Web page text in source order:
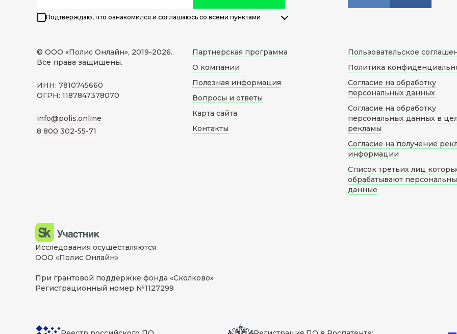
Подтверждаю, что ознакомился и соглашаюсь со всеми пунктами
© ООО «Полис Онлайн», 2019-2026.
Все права защищены.
ИНН: 7810745660
ОГРН: 1187847378070
info@polis.online
8 800 302-55-71
Партнерская программа
О компании
Полезная информация
Вопросы и ответы
Карта сайта
Контакты
Пользовательское
Политика
Согласие на обработку
персональных данных
Согласие на обработку
персональных данных в
рекламы
Согласие на получение
информации
Список третьих лиц
обрабатывают
данные
Исследования осуществляются
ООО «Полис Онлайн»
При грантовой поддержке фонда «Сколково»
Регистрационный номер №1127299